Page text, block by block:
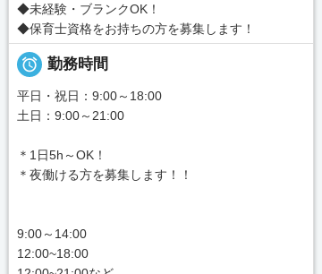
◆未経験・ブランクOK！
◆保育士資格をお持ちの方を募集します！
 勤務時間
平日・祝日：9:00～18:00
土日：9:00～21:00
＊1日5h～OK！
＊夜働ける方を募集します！！
9:00～14:00
12:00~18:00